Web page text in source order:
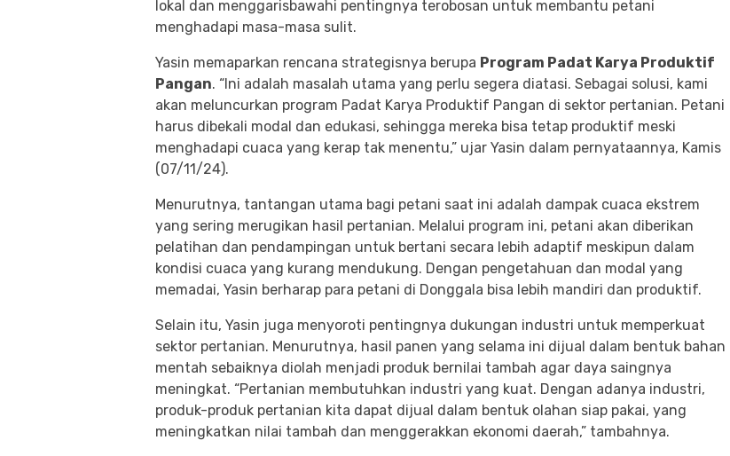
lokal dan menggarisbawahi pentingnya terobosan untuk membantu petani
menghadapi masa-masa sulit.
Yasin memaparkan rencana strategisnya berupa Program Padat Karya Produktif
Pangan. “Ini adalah masalah utama yang perlu segera diatasi. Sebagai solusi, kami
akan meluncurkan program Padat Karya Produktif Pangan di sektor pertanian. Petani
harus dibekali modal dan edukasi, sehingga mereka bisa tetap produktif meski
menghadapi cuaca yang kerap tak menentu,” ujar Yasin dalam pernyataannya, Kamis
(07/11/24).
Menurutnya, tantangan utama bagi petani saat ini adalah dampak cuaca ekstrem
yang sering merugikan hasil pertanian. Melalui program ini, petani akan diberikan
pelatihan dan pendampingan untuk bertani secara lebih adaptif meskipun dalam
kondisi cuaca yang kurang mendukung. Dengan pengetahuan dan modal yang
memadai, Yasin berharap para petani di Donggala bisa lebih mandiri dan produktif.
Selain itu, Yasin juga menyoroti pentingnya dukungan industri untuk memperkuat
sektor pertanian. Menurutnya, hasil panen yang selama ini dijual dalam bentuk bahan
mentah sebaiknya diolah menjadi produk bernilai tambah agar daya saingnya
meningkat. “Pertanian membutuhkan industri yang kuat. Dengan adanya industri,
produk-produk pertanian kita dapat dijual dalam bentuk olahan siap pakai, yang
meningkatkan nilai tambah dan menggerakkan ekonomi daerah,” tambahnya.